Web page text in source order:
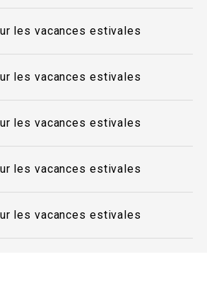
les vacances estivales
les vacances estivales
les vacances estivales
les vacances estivales
les vacances estivales